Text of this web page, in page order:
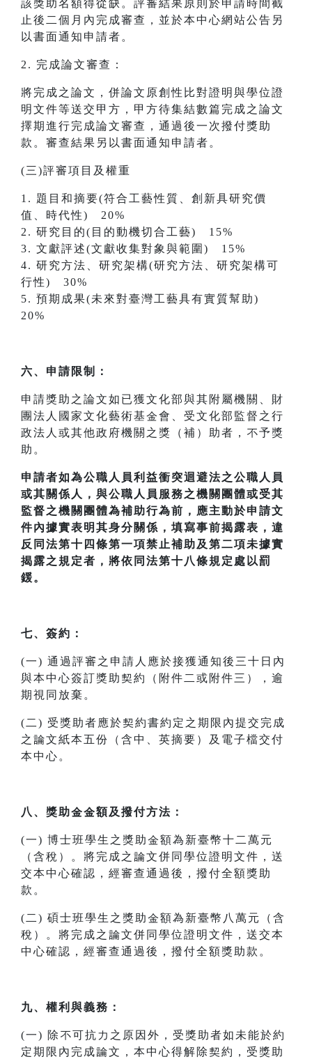
該獎助名額得從缺。評審結果原則於申請時間截
止後二個月內完成審查，並於本中心網站公告另
以書面通知申請者。
2. 完成論文審查：
將完成之論文，併論文原創性比對證明與學位證
明文件等送交甲方，甲方待集結數篇完成之論文
擇期進行完成論文審查，通過後一次撥付獎助
款。審查結果另以書面通知申請者。
(三)評審項目及權重
1. 題目和摘要(符合工藝性質、創新具研究價
值、時代性) 20%
2. 研究目的(目的動機切合工藝) 15%
3. 文獻評述(文獻收集對象與範圍) 15%
4. 研究方法、研究架構(研究方法、研究架構可
行性) 30%
5. 預期成果(未來對臺灣工藝具有實質幫助)
20%
六、申請限制：
申請獎助之論文如已獲文化部與其附屬機關、財
團法人國家文化藝術基金會、受文化部監督之行
政法人或其他政府機關之獎（補）助者，不予獎
助。
申請者如為公職人員利益衝突迴避法之公職人員
或其關係人，與公職人員服務之機關團體或受其
監督之機關團體為補助行為前，應主動於申請文
件內據實表明其身分關係，填寫事前揭露表，違
反同法第十四條第一項禁止補助及第二項未據實
揭露之規定者，將依同法第十八條規定處以罰
鍰。
七、簽約：
(一) 通過評審之申請人應於接獲通知後三十日內
與本中心簽訂獎助契約（附件二或附件三），逾
期視同放棄。
(二) 受獎助者應於契約書約定之期限內提交完成
之論文紙本五份（含中、英摘要）及電子檔交付
本中心。
八、獎助金金額及撥付方法：
(一) 博士班學生之獎助金額為新臺幣十二萬元
（含稅）。將完成之論文併同學位證明文件，送
交本中心確認，經審查通過後，撥付全額獎助
款。
(二) 碩士班學生之獎助金額為新臺幣八萬元（含
稅）。將完成之論文併同學位證明文件，送交本
中心確認，經審查通過後，撥付全額獎助款。
九、權利與義務：
(一) 除不可抗力之原因外，受獎助者如未能於約
定期限內完成論文，本中心得解除契約，受獎助